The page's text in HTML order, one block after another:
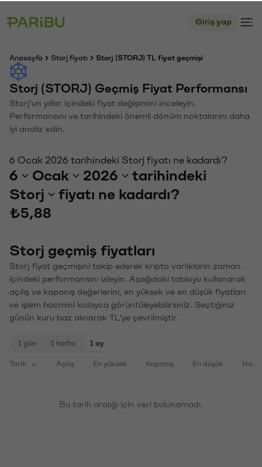
Giriş yap
Anasayfa Storj fiyatı Storj (STORJ) TL fiyat geçmişi
Storj (STORJ) Geçmiş Fiyat Performansı
Storj'un yıllar içindeki fiyat değişimini inceleyin.
Performansını ve tarihindeki önemli dönüm noktalarını daha
iyi analiz edin.
6 Ocak 2026 tarihindeki Storj fiyatı ne kadardı?
6 Ocak 2026
tarihindeki
Storj
fiyatı ne kadardı?
₺5,88
Storj geçmiş fiyatları
Storj fiyat geçmişini takip ederek kripto varlıkların zaman
içindeki performansını izleyin. Aşağıdaki tabloyu kullanarak
açılış ve kapanış değerlerini, en yüksek ve en düşük fiyatları
ve işlem hacmini kolayca görüntüleyebilirsiniz. Seçtiğiniz
günün kuru baz alınarak TL'ye çevrilmiştir.
1 gün 1 hafta 1 ay
Tarih Açılış En yüksek Kapanış En düşük
Bu tarih aralığı için veri bulunamadı.